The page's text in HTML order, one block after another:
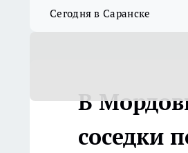
Сегодня в Саранске
В
соседки